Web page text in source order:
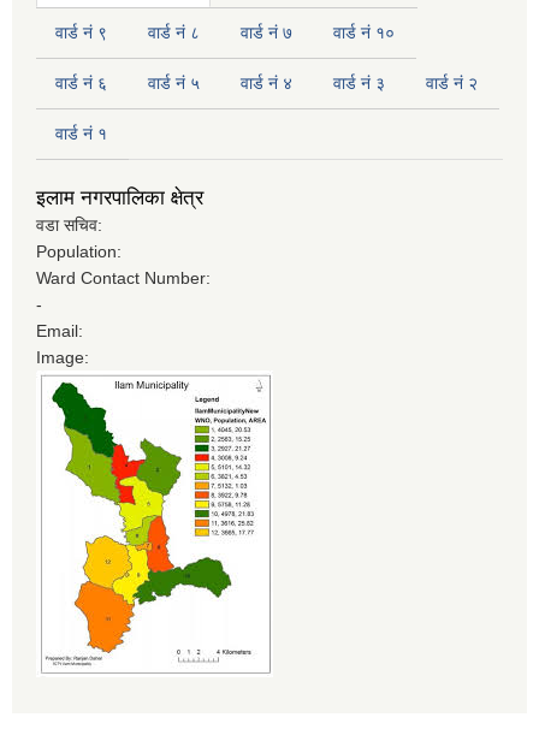
वार्ड नं ९ वार्ड नं ८ वार्ड नं ७ वार्ड नं १०
वार्ड नं ६ वार्ड नं ५ वार्ड नं ४ वार्ड नं ३ वार्ड नं २
वार्ड नं १
इलाम नगरपालिका क्षेत्र
वडा सचिव:
Population:
Ward Contact Number:
-
Email:
Image: